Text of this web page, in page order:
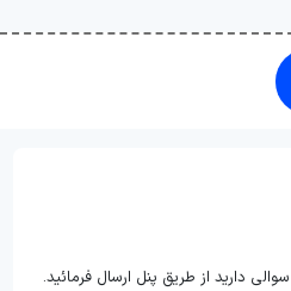
دارید از طریق پنل ارسال فرمائید.